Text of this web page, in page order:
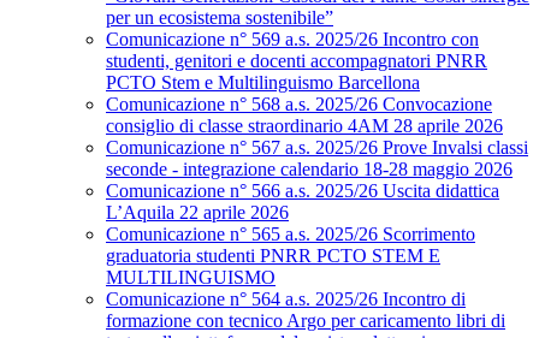
per un ecosistema sostenibile”
Comunicazione n° 569 a.s. 2025/26 Incontro con
studenti, genitori e docenti accompagnatori PNRR
PCTO Stem e Multilinguismo Barcellona
Comunicazione n° 568 a.s. 2025/26 Convocazione
consiglio di classe straordinario 4AM 28 aprile 2026
Comunicazione n° 567 a.s. 2025/26 Prove Invalsi classi
seconde - integrazione calendario 18-28 maggio 2026
Comunicazione n° 566 a.s. 2025/26 Uscita didattica
L’Aquila 22 aprile 2026
Comunicazione n° 565 a.s. 2025/26 Scorrimento
graduatoria studenti PNRR PCTO STEM E
MULTILINGUISMO
Comunicazione n° 564 a.s. 2025/26 Incontro di
formazione con tecnico Argo per caricamento libri di